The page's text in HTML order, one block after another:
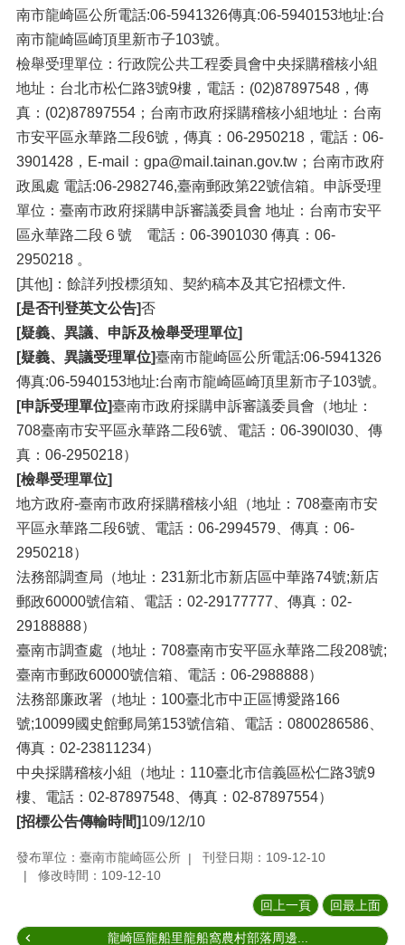
南市龍崎區公所電話:06-5941326傳真:06-5940153地址:台
南市龍崎區崎頂里新市子103號。
檢舉受理單位：行政院公共工程委員會中央採購稽核小組
地址：台北市松仁路3號9樓，電話：(02)87897548，傳
真：(02)87897554；台南市政府採購稽核小組地址：台南
市安平區永華路二段6號，傳真：06-2950218，電話：06-
3901428，E-mail：gpa@mail.tainan.gov.tw；台南市政府
政風處 電話:06-2982746,臺南郵政第22號信箱。申訴受理
單位：臺南市政府採購申訴審議委員會 地址：台南市安平
區永華路二段６號 電話：06-3901030 傳真：06-
2950218 。
[其他]：餘詳列投標須知、契約稿本及其它招標文件.
[是否刊登英文公告]否
[疑義、異議、申訴及檢舉受理單位]
[疑義、異議受理單位]臺南市龍崎區公所電話:06-5941326
傳真:06-5940153地址:台南市龍崎區崎頂里新市子103號。
[申訴受理單位]臺南市政府採購申訴審議委員會（地址：
708臺南市安平區永華路二段6號、電話：06-390l030、傳
真：06-2950218）
[檢舉受理單位]
地方政府-臺南市政府採購稽核小組（地址：708臺南市安
平區永華路二段6號、電話：06-2994579、傳真：06-
2950218）
法務部調查局（地址：231新北市新店區中華路74號;新店
郵政60000號信箱、電話：02-29177777、傳真：02-
29188888）
臺南市調查處（地址：708臺南市安平區永華路二段208號;
臺南市郵政60000號信箱、電話：06-2988888）
法務部廉政署（地址：100臺北市中正區博愛路166
號;10099國史館郵局第153號信箱、電話：0800286586、
傳真：02-23811234）
中央採購稽核小組（地址：110臺北市信義區松仁路3號9
樓、電話：02-87897548、傳真：02-87897554）
[招標公告傳輸時間]109/12/10
發布單位：臺南市龍崎區公所
刊登日期：109-12-10
修改時間：109-12-10
回上一頁 回最上面
龍崎區龍船里龍船窩農村部落周邊...